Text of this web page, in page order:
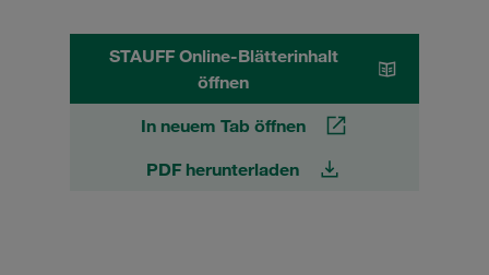
STAUFF Online-Blätterinhalt
öffnen
In neuem Tab öffnen
PDF herunterladen